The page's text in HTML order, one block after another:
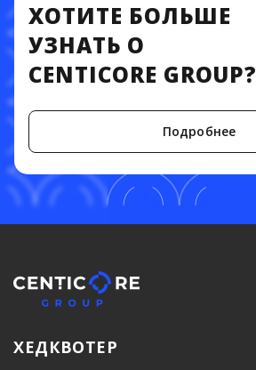
ХОТИТЕ БОЛЬШЕ
УЗНАТЬ О
CENTICORE GROUP?
Подробнее
ХЕДКВОТЕР